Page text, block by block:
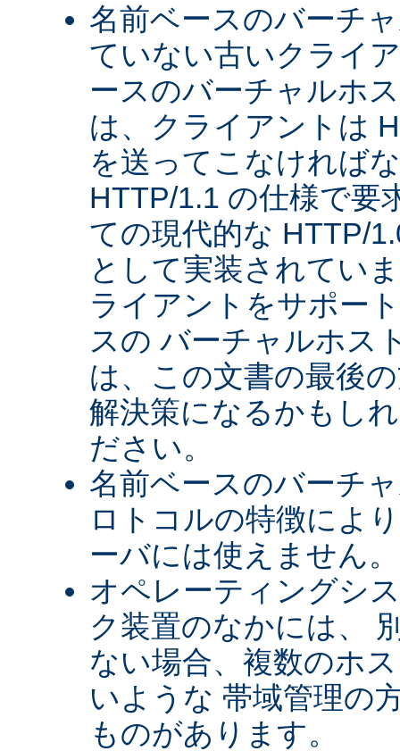
名前ベースのバーチ
ていない古いクライ
ースのバーチャルホ
は、クライアントは
を送ってこなければ
HTTP/1.1 の仕様で要
ての現代的な HTTP/
として実装されてい
ライアントをサポー
スの バーチャルホス
は、この文書の最後
解決策になるかもし
ださい。
名前ベースのバーチ
ロトコルの特徴によ
ーバには使えません。
オペレーティングシ
ク装置のなかには、
ない場合、複数のホ
いような 帯域管理の
ものがあります。